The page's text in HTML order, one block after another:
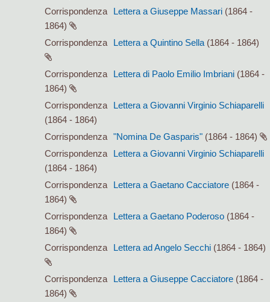
Corrispondenza
Lettera a Giuseppe Massari (1864 -
1864)
Corrispondenza
Lettera a Quintino Sella (1864 - 1864)
Corrispondenza Lettera di Paolo Emilio Imbriani (1864 -
1864)
Corrispondenza
Lettera a Giovanni Virginio Schiaparelli
(1864 - 1864)
Corrispondenza
"Nomina De Gasparis" (1864 - 1864)
Corrispondenza
Lettera a Giovanni Virginio Schiaparelli
(1864 - 1864)
Corrispondenza
Lettera a Gaetano Cacciatore (1864 -
1864)
Corrispondenza
Lettera a Gaetano Poderoso (1864 -
1864)
Corrispondenza
Lettera ad Angelo Secchi (1864 - 1864)
Corrispondenza Lettera a Giuseppe Cacciatore (1864 -
1864)